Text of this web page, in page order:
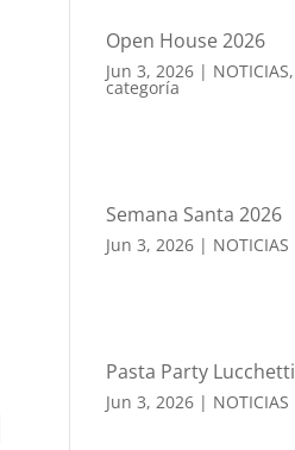
Open House 2026
Jun 3, 2026 | NOTICIAS,
categoría
Semana Santa 2026
Jun 3, 2026 | NOTICIAS
Pasta Party Lucchetti
Jun 3, 2026 | NOTICIAS